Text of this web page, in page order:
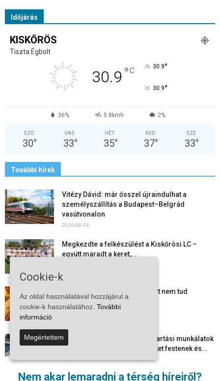
Nem akar lemaradni a térség híreiről?
Időjárás
KISKŐRÖS
Tiszta Égbolt
30.9 °C 30.9°
30.9°
36% 5.8kmh 2%
SZO
30°
VAS
33°
HÉT
35°
KED
37°
SZE
33°
További hírek
Vitézy Dávid: már ősszel újraindulhat a
személyszállítás a Budapest–Belgrád
vasútvonalon
2026-08-06
Megkezdte a felkészülést a Kiskőrösi LC –
együtt maradt a keret,...
Mi történik Európa felett? Ezért nem tud
szabadulni a kontinens a...
Folyamatosak a nyári karbantartási munkálatok
Kiskőrösön – útburkolati jeleket festenek és...
2026-08-05
Cookie-k
Az oldal használatával hozzájárul a
cookie-k használatához. További
információ
Megértettem